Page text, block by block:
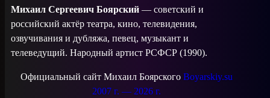
Михаил Сергеевич Боярский — советский и
российский актёр театра, кино, телевидения,
озвучивания и дубляжа, певец, музыкант и
телеведущий. Народный артист РСФСР (1990).
Официальный сайт Михаил Боярского Boyarskiy.su
2007 г. — 2026 г.